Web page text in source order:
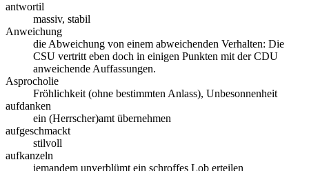
antwortil
massiv, stabil
Anweichung
die Abweichung von einem abweichenden Verhalten: Die
CSU vertritt eben doch in einigen Punkten mit der CDU
anweichende Auffassungen.
Asprocholie
Fröhlichkeit (ohne bestimmten Anlass), Unbesonnenheit
aufdanken
ein (Herrscher)amt übernehmen
aufgeschmackt
stilvoll
aufkanzeln
jemandem unverblümt ein schroffes Lob erteilen